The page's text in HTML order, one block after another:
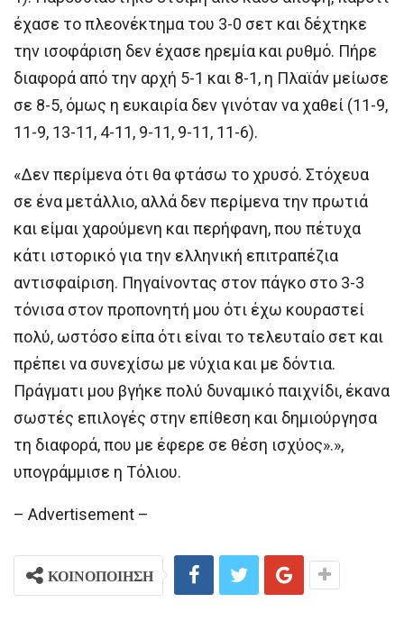
έχασε το πλεονέκτημα του 3-0 σετ και δέχτηκε
την ισοφάριση δεν έχασε ηρεμία και ρυθμό. Πήρε
διαφορά από την αρχή 5-1 και 8-1, η Πλαϊάν μείωσε
σε 8-5, όμως η ευκαιρία δεν γινόταν να χαθεί (11-9,
11-9, 13-11, 4-11, 9-11, 9-11, 11-6).
«Δεν περίμενα ότι θα φτάσω το χρυσό. Στόχευα
σε ένα μετάλλιο, αλλά δεν περίμενα την πρωτιά
και είμαι χαρούμενη και περήφανη, που πέτυχα
κάτι ιστορικό για την ελληνική επιτραπέζια
αντισφαίριση. Πηγαίνοντας στον πάγκο στο 3-3
τόνισα στον προπονητή μου ότι έχω κουραστεί
πολύ, ωστόσο είπα ότι είναι το τελευταίο σετ και
πρέπει να συνεχίσω με νύχια και με δόντια.
Πράγματι μου βγήκε πολύ δυναμικό παιχνίδι, έκανα
σωστές επιλογές στην επίθεση και δημιούργησα
τη διαφορά, που με έφερε σε θέση ισχύος».»,
υπογράμμισε η Τόλιου.
– Advertisement –
ΚΟΙΝΟΠΟΙΗΣΗ